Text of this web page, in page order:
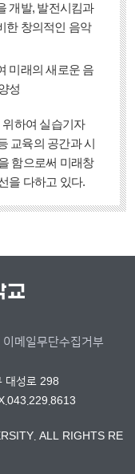
개발, 발전시킴과
한 창의적인 음악
미래의 새로운 음
성
하여 실습기자
교육의 공간과 시
함으로써 미래창
을 다하고 있다.
이메일무단수집거부
대성로 298
ALL RIGHTS RE